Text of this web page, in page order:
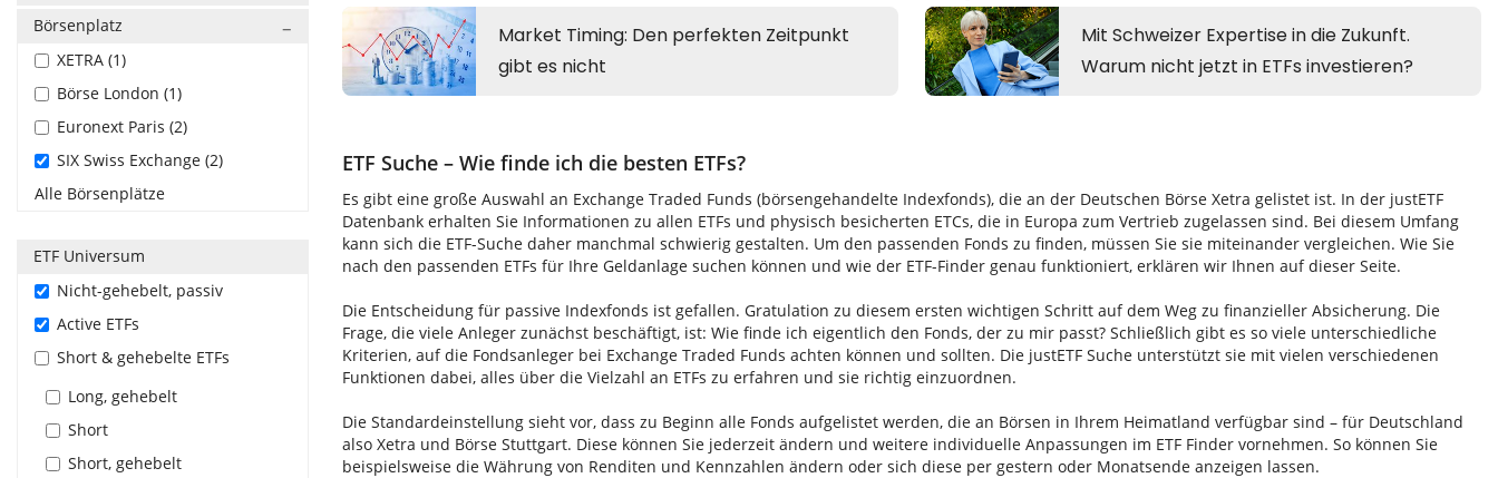
Börsenplatz
XETRA (1)
Börse London (1)
Euronext Paris (2)
SIX Swiss Exchange (2)
Alle Börsenplätze
ETF Universum
Nicht-gehebelt, passiv
Active ETFs
Short & gehebelte ETFs
Long, gehebelt
Short
Short, gehebelt
ETF Suche – Wie finde ich die besten ETFs?
Es gibt eine große Auswahl an Exchange Traded Funds (börsengehandelte Indexfonds), die an der Deutschen Börse Xetra gelistet ist. In der justETF
Datenbank erhalten Sie Informationen zu allen ETFs und physisch besicherten ETCs, die in Europa zum Vertrieb zugelassen sind. Bei diesem Umfang
kann sich die ETF-Suche daher manchmal schwierig gestalten. Um den passenden Fonds zu finden, müssen Sie sie miteinander vergleichen. Wie Sie
nach den passenden ETFs für Ihre Geldanlage suchen können und wie der ETF-Finder genau funktioniert, erklären wir Ihnen auf dieser Seite.
Die Entscheidung für passive Indexfonds ist gefallen. Gratulation zu diesem ersten wichtigen Schritt auf dem Weg zu finanzieller Absicherung. Die
Frage, die viele Anleger zunächst beschäftigt, ist: Wie finde ich eigentlich den Fonds, der zu mir passt? Schließlich gibt es so viele unterschiedliche
Kriterien, auf die Fondsanleger bei Exchange Traded Funds achten können und sollten. Die justETF Suche unterstützt sie mit vielen verschiedenen
Funktionen dabei, alles über die Vielzahl an ETFs zu erfahren und sie richtig einzuordnen.
Die Standardeinstellung sieht vor, dass zu Beginn alle Fonds aufgelistet werden, die an Börsen in Ihrem Heimatland verfügbar sind – für Deutschland
also Xetra und Börse Stuttgart. Diese können Sie jederzeit ändern und weitere individuelle Anpassungen im ETF Finder vornehmen. So können Sie
beispielsweise die Währung von Renditen und Kennzahlen ändern oder sich diese per gestern oder Monatsende anzeigen lassen.